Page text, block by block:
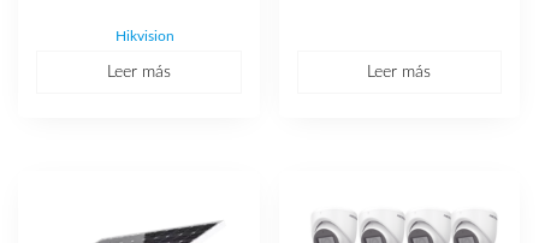
Hikvision
Leer más Leer más